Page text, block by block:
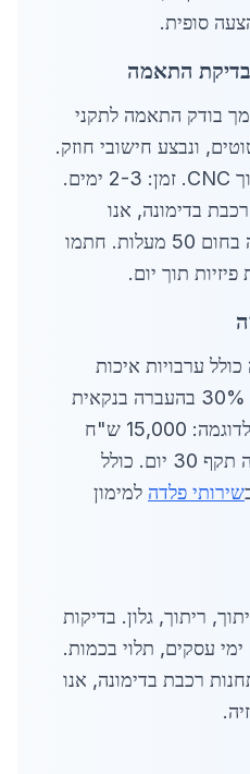
בודק התאמה לתקני
ונבצע חישובי חוזק.
התאמות חינם, כולל חיתוך CNC. זמן: 2-3 ימים.
בדימונה, אנו
ממליצים על פלדה עמידה בחום 50 מעלות. חתמו
תוך יום.
ערבויות איכות
ואספקה. תשלום מקדמה 30% בהעברה בנקאית
או כרטיס אשראי. סכום לדוגמה: 15,000 ש"ח
ל-10 טון. לוח זמנים: חוזה תקף 30 יום. כולל
שירותי פלדה למימון
ריתוך, גלון. בדיקות
איכות כפולות. זמן: 5-10 ימי עסקים, תלוי בכמות.
רכבת בדימונה, אנו